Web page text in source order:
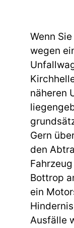
Wenn
wegen
näheren
Gern
den
Bottrop
ein
Ausfälle